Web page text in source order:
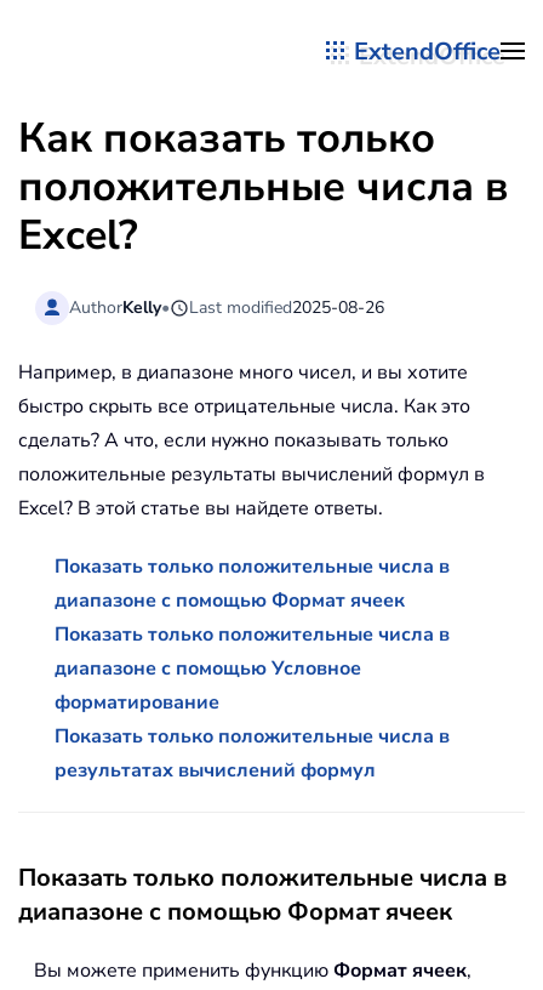
ExtendOffice
Как показать только
положительные числа в
Excel?
AuthorKelly• Last modified2025-08-26
Например, в диапазоне много чисел, и вы хотите
быстро скрыть все отрицательные числа. Как это
сделать? А что, если нужно показывать только
положительные результаты вычислений формул в
Excel? В этой статье вы найдете ответы.
Показать только положительные числа в
диапазоне с помощью Формат ячеек
Показать только положительные числа в
диапазоне с помощью Условное
форматирование
Показать только положительные числа в
результатах вычислений формул
Показать только положительные числа в
диапазоне с помощью Формат ячеек
Вы можете применить функциюФормат ячеек,